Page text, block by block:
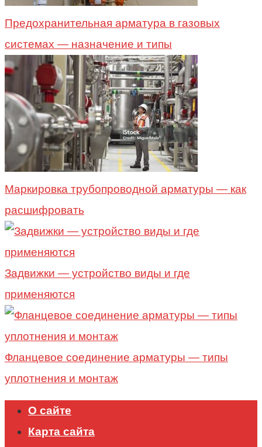
Предохранительная арматура в газовых
системах — назначение и типы
Маркировка трубопроводной арматуры — как
расшифровать
Задвижки — устройство виды и где
применяются
Фланцевое соединение арматуры — типы
уплотнения и монтаж
О сайте
Карта сайта